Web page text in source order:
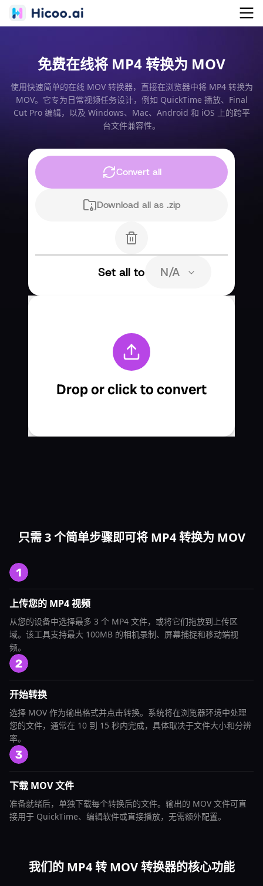
免费在线将 MP4 转换为 MOV
使用快速简单的在线 MOV 转换器，直接在浏览器中将 MP4 转换为
MOV。它专为日常视频任务设计，例如 QuickTime 播放、Final
Cut Pro 编辑，以及 Windows、Mac、Android 和 iOS 上的跨平
台文件兼容性。
只需 3 个简单步骤即可将 MP4 转换为 MOV
上传您的 MP4 视频
从您的设备中选择最多 3 个 MP4 文件，或将它们拖放到上传区
域。该工具支持最大 100MB 的相机录制、屏幕捕捉和移动端视
频。
开始转换
选择 MOV 作为输出格式并点击转换。系统将在浏览器环境中处理
您的文件，通常在 10 到 15 秒内完成，具体取决于文件大小和分辨
率。
下载 MOV 文件
准备就绪后，单独下载每个转换后的文件。输出的 MOV 文件可直
接用于 QuickTime、编辑软件或直接播放，无需额外配置。
我们的 MP4 转 MOV 转换器的核心功能